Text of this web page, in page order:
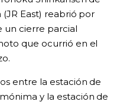
East) reabrió por
un cierre parcial
que ocurrió en el
entre la estación de
y la estación de